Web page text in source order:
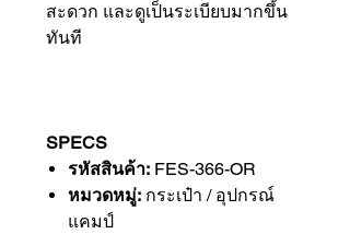
สะดวก และดูเป็นระเบียบมากขึ้น
ทันที
SPECS
รหัสสินค้า: FES-366-OR
หมวดหมู่: กระเป๋า / อุปกรณ์
แคมป์